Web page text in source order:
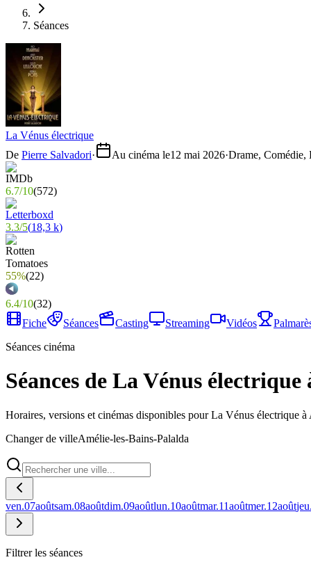
Séances
La Vénus électrique
De Pierre Salvadori· Au cinéma le12 mai 2026·Drame, Comédie,
6.7/10(572)
3.3/5(18,3 k)
55%(22)
6.4/10(32)
Fiche
Séances Casting Streaming Vidéos
Séances cinéma
Séances de La Vénus
Horaires, versions et cinémas disponibles pour La Vénus électrique
Changer de villeAmélie-les-Bains-Palalda
ven.07aoûtsam.08aoûtdim.09aoûtlun.10aoûtmar.11aoûtmer.12aoûtjeu.
Filtrer les séances